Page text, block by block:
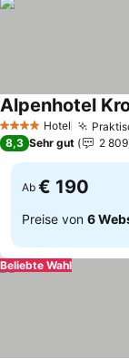
4 Sterne Hotel
Alpenhotel
8,3 Sehr gut 2 809
Ab € 190
Preise von 6
Beliebte Wahl